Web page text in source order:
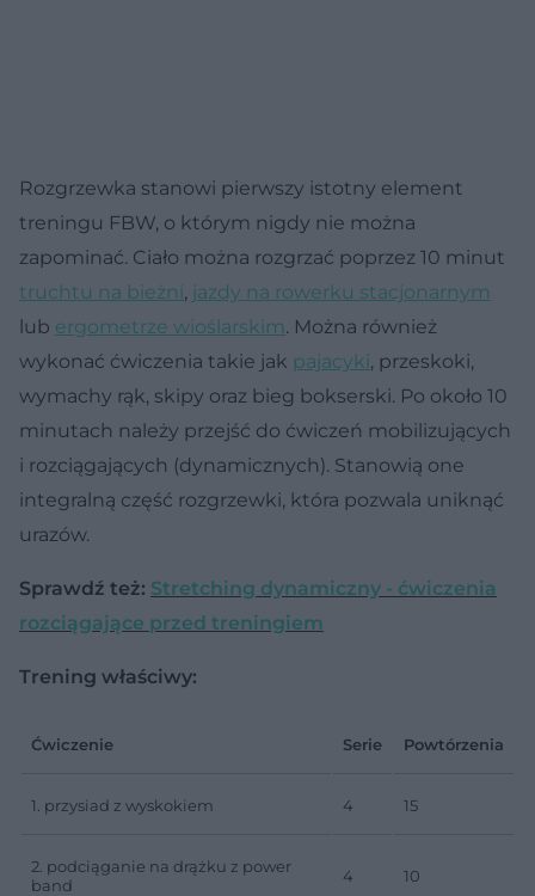
Rozgrzewka stanowi pierwszy istotny element
treningu FBW, o którym nigdy nie można
zapominać. Ciało można rozgrzać poprzez 10 minut
truchtu na bieżni, jazdy na rowerku stacjonarnym
lub ergometrze wioślarskim. Można również
wykonać ćwiczenia takie jak pajacyki, przeskoki,
wymachy rąk, skipy oraz bieg bokserski. Po około 10
minutach należy przejść do ćwiczeń mobilizujących
i rozciągających (dynamicznych). Stanowią one
integralną część rozgrzewki, która pozwala uniknąć
urazów.
Sprawdź też: Stretching dynamiczny - ćwiczenia
rozciągające przed treningiem
Trening właściwy:
Ćwiczenie Serie Powtórzenia
1. przysiad z wyskokiem 4 15
2. podciąganie na drążku z power
band
4 10